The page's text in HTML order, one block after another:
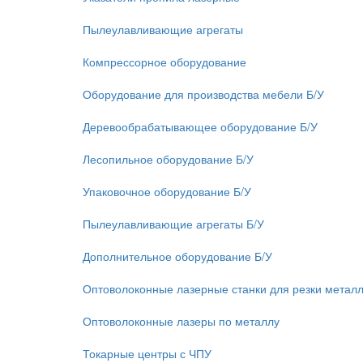
Пылеулавливающие агрегаты
Компрессорное оборудование
Оборудование для производства мебели Б/У
Деревообрабатывающее оборудование Б/У
Лесопильное оборудование Б/У
Упаковочное оборудование Б/У
Пылеулавливающие агрегаты Б/У
Дополнительное оборудование Б/У
Оптоволоконные лазерные станки для резки
Оптоволоконные лазеры по металлу
Токарные центры с ЧПУ